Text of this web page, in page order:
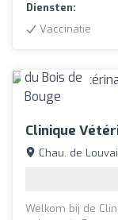
Diensten:
Vaccinatie
Clinique
Chau. de
Welkom bij de